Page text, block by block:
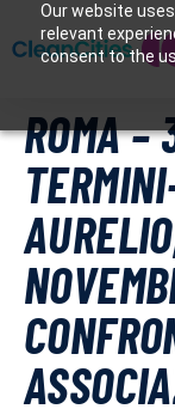
Our website
relevant
consent to the
ROMA –